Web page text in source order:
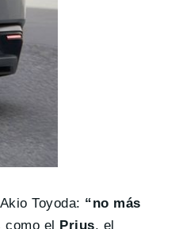
Toyoda: “no más
como el Prius, el